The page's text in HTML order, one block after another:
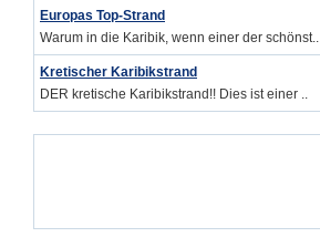
Europas Top-Strand
Warum in die Karibik, wenn einer der schönst..
Kretischer Karibikstrand
DER kretische Karibikstrand!! Dies ist einer ..